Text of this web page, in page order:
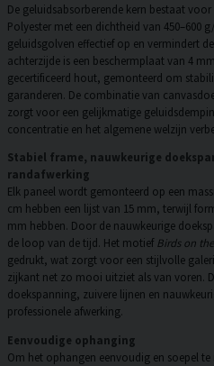
De geluidsabsorberende kern bestaat
Polyester met een dichtheid van 450–600
geluidsgolven effectief op en vermindert
achterzijde is een beschermplaat van 4
gecertificeerd hout, gemonteerd om
garanderen. De combinatie van
zorgt voor een gelijkmatige
concentratie en het algemene welzijn
Stabiel frame, nauwkeurige
randafwerking
Elk paneel wordt gemonteerd op een
cm hebben een lijst van 15 mm, terwijl
mm hebben. Door de nauwkeurige
de loop van de tijd. Het motief Birds on
gedrukt, wat zorgt voor een stijlvolle
zijkant net zo mooi uitziet als van voren.
doekspanning, zuivere lijnen en
professionele afwerking.
Eenvoudige ophanging
Om het ophangen eenvoudig en soepel